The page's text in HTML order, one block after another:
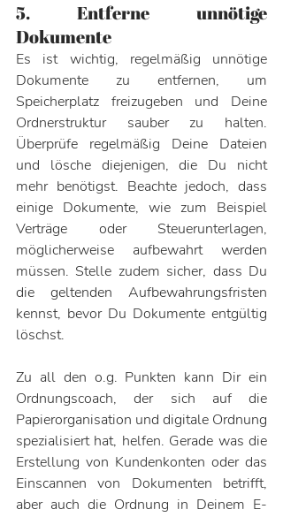
5. Entferne unnötige
Dokumente
Es ist wichtig, regelmäßig unnötige
Dokumente zu entfernen, um
Speicherplatz freizugeben und Deine
Ordnerstruktur sauber zu halten.
Überprüfe regelmäßig Deine Dateien
und lösche diejenigen, die Du nicht
mehr benötigst. Beachte jedoch, dass
einige Dokumente, wie zum Beispiel
Verträge oder Steuerunterlagen,
möglicherweise aufbewahrt werden
müssen. Stelle zudem sicher, dass Du
die geltenden Aufbewahrungsfristen
kennst, bevor Du Dokumente entgültig
löschst.
Zu all den o.g. Punkten kann Dir ein
Ordnungscoach, der sich auf die
Papierorganisation und digitale Ordnung
spezialisiert hat, helfen. Gerade was die
Erstellung von Kundenkonten oder das
Einscannen von Dokumenten betrifft,
aber auch die Ordnung in Deinem E-